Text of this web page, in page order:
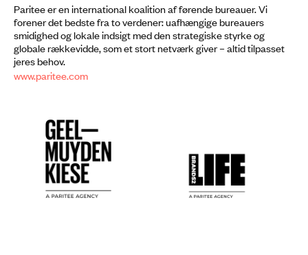
Paritee er en international koalition af førende bureauer. Vi
forener det bedste fra to verdener: uafhængige bureauers
smidighed og lokale indsigt med den strategiske styrke og
globale rækkevidde, som et stort netværk giver – altid tilpasset
jeres behov.
www.paritee.com